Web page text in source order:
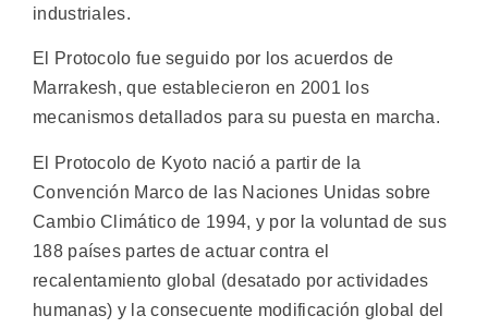
industriales.
El Protocolo fue seguido por los acuerdos de
Marrakesh, que establecieron en 2001 los
mecanismos detallados para su puesta en marcha.
El Protocolo de Kyoto nació a partir de la
Convención Marco de las Naciones Unidas sobre
Cambio Climático de 1994, y por la voluntad de sus
188 países partes de actuar contra el
recalentamiento global (desatado por actividades
humanas) y la consecuente modificación global del